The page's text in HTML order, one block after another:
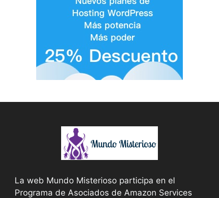
La web Mundo Misterioso participa en el
Programa de Asociados de Amazon Services